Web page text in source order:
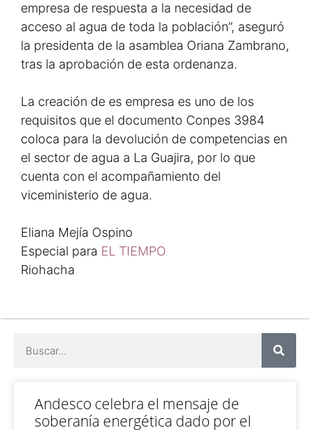
empresa de respuesta a la necesidad de
acceso al agua de toda la población”, aseguró
la presidenta de la asamblea Oriana Zambrano,
tras la aprobación de esta ordenanza.
La creación de es empresa es uno de los
requisitos que el documento Conpes 3984
coloca para la devolución de competencias en
el sector de agua a La Guajira, por lo que
cuenta con el acompañamiento del
viceministerio de agua.
Eliana Mejía Ospino
Especial para EL TIEMPO
Riohacha
Andesco celebra el mensaje de
soberanía energética dado por el